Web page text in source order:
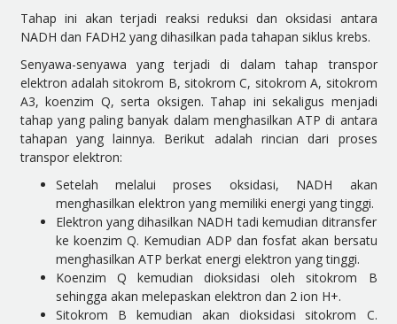
Tahap ini akan terjadi reaksi reduksi dan oksidasi antara
NADH dan FADH2 yang dihasilkan pada tahapan siklus krebs.
Senyawa-senyawa yang terjadi di dalam tahap transpor
elektron adalah sitokrom B, sitokrom C, sitokrom A, sitokrom
A3, koenzim Q, serta oksigen. Tahap ini sekaligus menjadi
tahap yang paling banyak dalam menghasilkan ATP di antara
tahapan yang lainnya. Berikut adalah rincian dari proses
transpor elektron:
Setelah melalui proses oksidasi, NADH akan
menghasilkan elektron yang memiliki energi yang tinggi.
Elektron yang dihasilkan NADH tadi kemudian ditransfer
ke koenzim Q. Kemudian ADP dan fosfat akan bersatu
menghasilkan ATP berkat energi elektron yang tinggi.
Koenzim Q kemudian dioksidasi oleh sitokrom B
sehingga akan melepaskan elektron dan 2 ion H+.
Sitokrom B kemudian akan dioksidasi sitokrom C.